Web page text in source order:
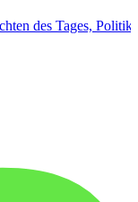
des Tages, Politik